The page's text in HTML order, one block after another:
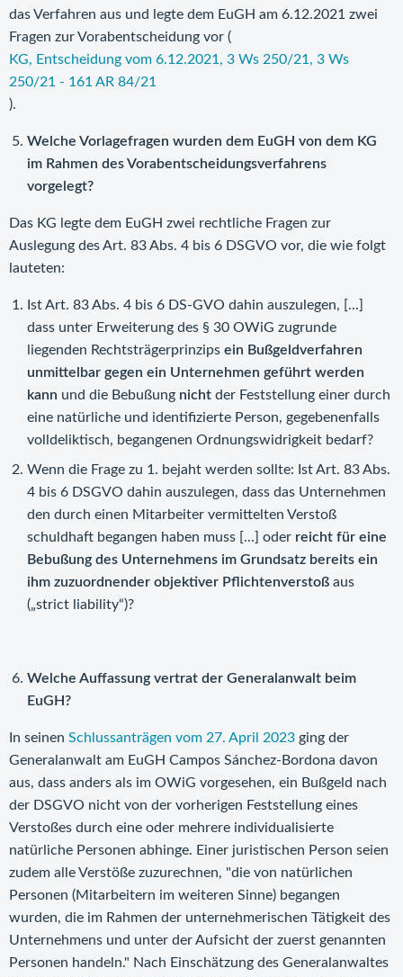
das Verfahren aus und legte dem EuGH am 6.12.2021 zwei
Fragen zur Vorabentscheidung vor (
KG, Entscheidung vom 6.12.2021, 3 Ws 250/21, 3 Ws
250/21 - 161 AR 84/21
).
Welche Vorlagefragen wurden dem EuGH von dem KG
im Rahmen des Vorabentscheidungsverfahrens
vorgelegt?
Das KG legte dem EuGH zwei rechtliche Fragen zur
Auslegung des Art. 83 Abs. 4 bis 6 DSGVO vor, die wie folgt
lauteten:
Ist Art. 83 Abs. 4 bis 6 DS-GVO dahin auszulegen, [...]
dass unter Erweiterung des § 30 OWiG zugrunde
liegenden Rechtsträgerprinzips ein Bußgeldverfahren
unmittelbar gegen ein Unternehmen geführt werden
kann und die Bebußung nicht der Feststellung einer durch
eine natürliche und identifizierte Person, gegebenenfalls
volldeliktisch, begangenen Ordnungswidrigkeit bedarf?
Wenn die Frage zu 1. bejaht werden sollte: Ist Art. 83 Abs.
4 bis 6 DSGVO dahin auszulegen, dass das Unternehmen
den durch einen Mitarbeiter vermittelten Verstoß
schuldhaft begangen haben muss [...] oder reicht für eine
Bebußung des Unternehmens im Grundsatz bereits ein
ihm zuzuordnender objektiver Pflichtenverstoß aus
(„strict liability“)?
Welche Auffassung vertrat der Generalanwalt beim
EuGH?
In seinen Schlussanträgen vom 27. April 2023 ging der
Generalanwalt am EuGH Campos Sánchez-Bordona davon
aus, dass anders als im OWiG vorgesehen, ein Bußgeld nach
der DSGVO nicht von der vorherigen Feststellung eines
Verstoßes durch eine oder mehrere individualisierte
natürliche Personen abhinge. Einer juristischen Person seien
zudem alle Verstöße zuzurechnen, "die von natürlichen
Personen (Mitarbeitern im weiteren Sinne) begangen
wurden, die im Rahmen der unternehmerischen Tätigkeit des
Unternehmens und unter der Aufsicht der zuerst genannten
Personen handeln." Nach Einschätzung des Generalanwaltes